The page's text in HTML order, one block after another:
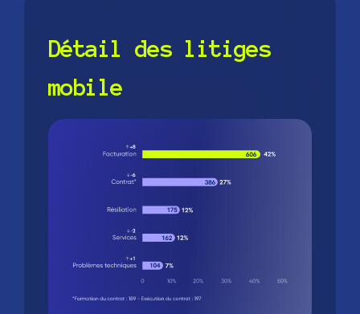
Détail des litiges
mobile